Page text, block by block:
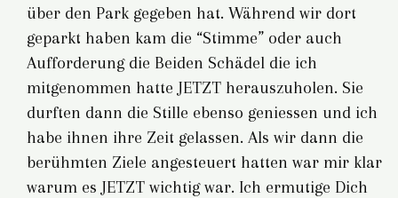
über den Park gegeben hat. Während wir dort
geparkt haben kam die “Stimme” oder auch
Aufforderung die Beiden Schädel die ich
mitgenommen hatte JETZT herauszuholen. Sie
durften dann die Stille ebenso geniessen und ich
habe ihnen ihre Zeit gelassen. Als wir dann die
berühmten Ziele angesteuert hatten war mir klar
warum es JETZT wichtig war. Ich ermutige Dich